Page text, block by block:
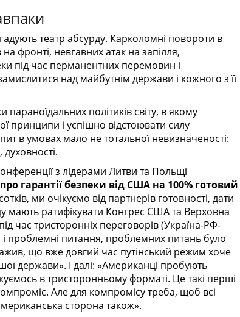
театр абсурду. Карколомні повороти в
фронті, невгавних атак на запілля,
під час перманентних перемовин і
над майбутнім держави і кожного з її
політиків світу, в якому
принципи і успішно відстоювати силу
в умовах мало не тотальної невизначеності:
з лідерами Литви та Польщі
гарантії безпеки від США на 100% готовий
ми очікуємо від партнерів готовності, дати
мають ратифікувати Конгрес США та Верховна
час тристоронніх переговорів (Україна-РФ-
проблемні питання, проблемних питань було
що вже довгий час путінський режим хоче
держави». І далі: «Американці пробують
в тристоронньому форматі. Це такі перші
Але для компромісу треба, щоб всі
сторона також».